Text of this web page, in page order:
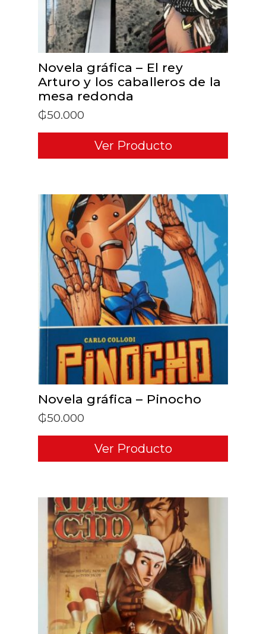
Novela gráfica – El rey
Arturo y los caballeros de la
mesa redonda
₲50.000
Ver Producto
ADD TO CART
Novela gráfica – Pinocho
₲50.000
Ver Producto
ADD TO CART